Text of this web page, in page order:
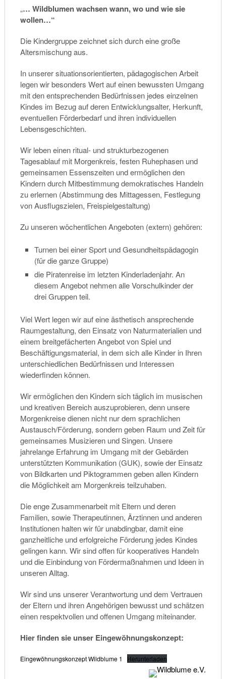
„… Wildblumen wachsen wann, wo und wie sie
wollen…“
Die Kindergruppe zeichnet sich durch eine große
Altersmischung aus.
In unserer situationsorientierten, pädagogischen Arbeit
legen wir besonders Wert auf einen bewussten Umgang
mit den entsprechenden Bedürfnissen jedes einzelnen
Kindes im Bezug auf deren Entwicklungsalter, Herkunft,
eventuellen Förderbedarf und ihren individuellen
Lebensgeschichten.
Wir leben einen ritual- und strukturbezogenen
Tagesablauf mit Morgenkreis, festen Ruhephasen und
gemeinsamen Essenszeiten und ermöglichen den
Kindern durch Mitbestimmung demokratisches Handeln
zu erlernen (Abstimmung des Mittagessen, Festlegung
von Ausflugszielen, Freispielgestaltung)
Zu unseren wöchentlichen Angeboten (extern) gehören:
Turnen bei einer Sport und Gesundheitspädagogin
(für die ganze Gruppe)
die Piratenreise im letzten Kinderladenjahr. An
diesem Angebot nehmen alle Vorschulkinder der
drei Gruppen teil.
Viel Wert legen wir auf eine ästhetisch ansprechende
Raumgestaltung, den Einsatz von Naturmaterialien und
einem breitgefächerten Angebot von Spiel und
Beschäftigungsmaterial, in dem sich alle Kinder in Ihren
unterschiedlichen Bedürfnissen und Interessen
wiederfinden können.
Wir ermöglichen den Kindern sich täglich im musischen
und kreativen Bereich auszuprobieren, denn unsere
Morgenkreise dienen nicht nur dem sprachlichen
Austausch/Förderung, sondern geben Raum und Zeit für
gemeinsames Musizieren und Singen. Unsere
jahrelange Erfahrung im Umgang mit der Gebärden
unterstützten Kommunikation (GUK), sowie der Einsatz
von Bildkarten und Piktogrammen geben allen Kindern
die Möglichkeit am Morgenkreis teilzuhaben.
Die enge Zusammenarbeit mit Eltern und deren
Familien, sowie Therapeutinnen, Ärztinnen und anderen
Institutionen halten wir für unabdingbar, damit eine
ganzheitliche und erfolgreiche Förderung jedes Kindes
gelingen kann. Wir sind offen für kooperatives Handeln
und die Einbindung von Fördermaßnahmen und Ideen in
unseren Alltag.
Wir sind uns unserer Verantwortung und dem Vertrauen
der Eltern und ihren Angehörigen bewusst und schätzen
einen respektvollen und offenen Umgang miteinander.
Hier finden sie unser Eingewöhnungskonzept:
Eingewöhnungskonzept Wildblume 1 Herunterladen